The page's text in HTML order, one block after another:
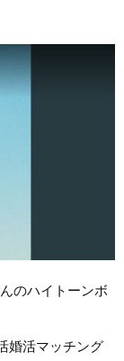
のハイトーンボ
婚活マッチング